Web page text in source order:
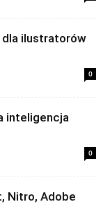
dla ilustratorów
0
inteligencja
0
Nitro, Adobe